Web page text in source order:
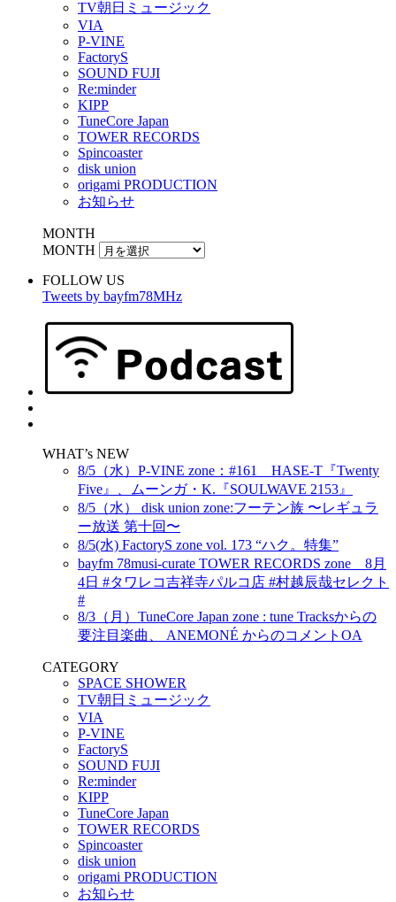
TV朝日ミュージック
VIA
P-VINE
FactoryS
SOUND FUJI
Re:minder
KIPP
TuneCore Japan
TOWER RECORDS
Spincoaster
disk union
origami PRODUCTION
お知らせ
MONTH
MONTH
FOLLOW US
Tweets by bayfm78MHz
WHAT’s NEW
8/5（水）P-VINE zone：#161 HASE-T『Twenty
Five』、ムーンガ・K.『SOULWAVE 2153』
8/5（水） disk union zone:フーテン族 〜レギュラ
ー放送 第十回〜
8/5(水) FactoryS zone vol. 173 “ハク。特集”
bayfm 78musi-curate TOWER RECORDS zone 8月
4日 #タワレコ吉祥寺パルコ店 #村越辰哉セレクト
#
8/3（月）TuneCore Japan zone : tune Tracksからの
要注目楽曲、 ANEMONÉ からのコメントOA
CATEGORY
SPACE SHOWER
TV朝日ミュージック
VIA
P-VINE
FactoryS
SOUND FUJI
Re:minder
KIPP
TuneCore Japan
TOWER RECORDS
Spincoaster
disk union
origami PRODUCTION
お知らせ